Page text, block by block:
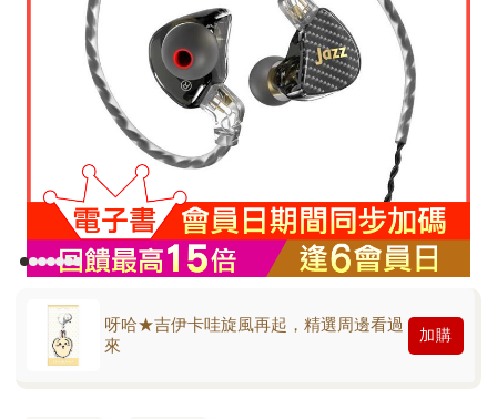
呀哈★吉伊卡哇旋風再起，精選周邊看過
來
加購